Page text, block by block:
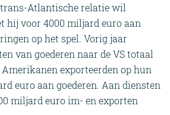
Atlantische relatie wil
hij voor 4000 miljard euro aan
op het spel. Vorig jaar
van goederen naar de VS totaal
exporteerden op hun
euro aan goederen. Aan diensten
miljard euro im- en exporten